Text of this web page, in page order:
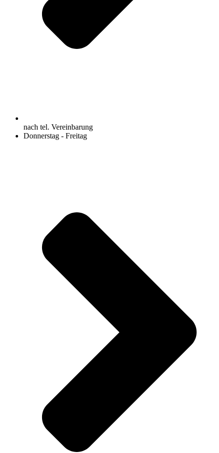
nach tel. Vereinbarung
Donnerstag - Freitag